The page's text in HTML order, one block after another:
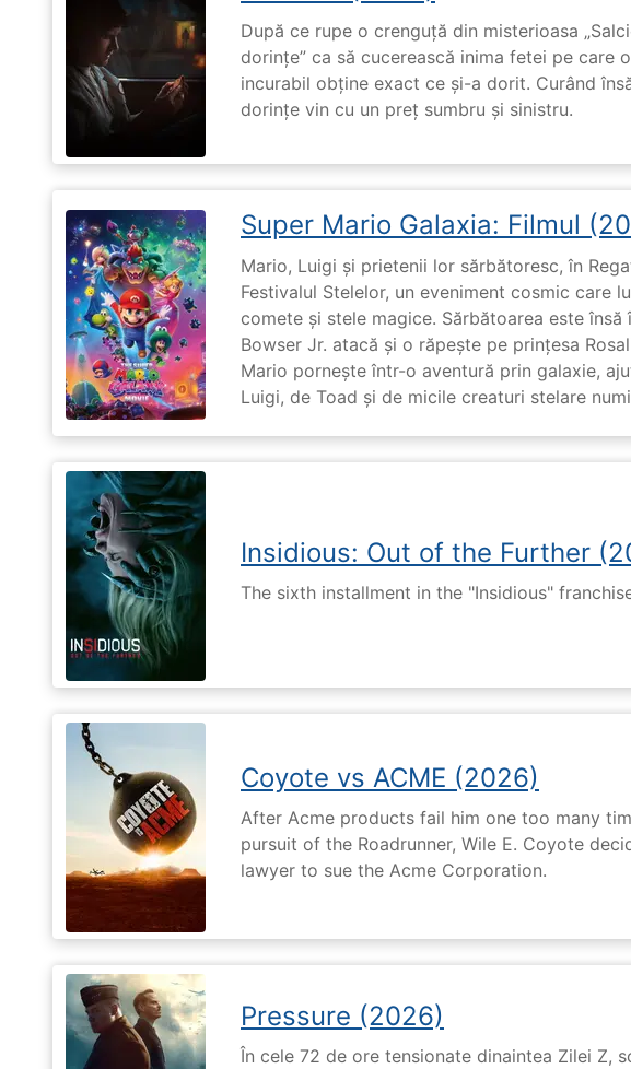
După ce rupe o crenguță din misterioasa
dorințe” ca să cucerească inima fetei pe care
incurabil obține exact ce și-a dorit. Curând
dorințe vin cu un preț sumbru și sinistru.
Super Mario Galaxia: Filmul
Mario, Luigi și prietenii lor sărbătoresc, în
Festivalul Stelelor, un eveniment cosmic care
comete și stele magice. Sărbătoarea este
Bowser Jr. atacă și o răpește pe prinţesa
Mario pornește într-o aventură prin galaxie,
Luigi, de Toad și de micile creaturi stelare
Insidious: Out of the Further
The sixth installment in the "Insidious"
Coyote vs ACME (2026)
After Acme products fail him one too many
pursuit of the Roadrunner, Wile E. Coyote
lawyer to sue the Acme Corporation.
Pressure (2026)
În cele 72 de ore tensionate dinaintea Zilei Z,